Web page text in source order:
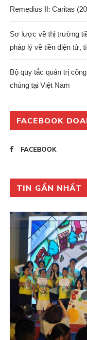
Remedius II: Caritas
Sơ lược về thị trường
pháp lý về tiền điện tử,
Bộ quy tắc quản trị
chúng tại Việt Nam
FACEBOOK
FACEBOOK
TIN GẦN NHẤT